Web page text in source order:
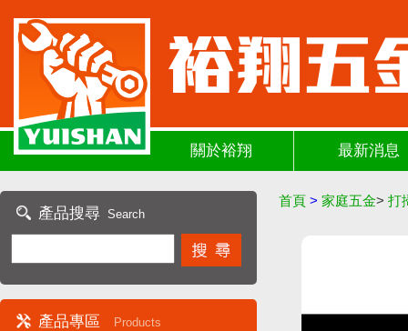
關於裕翔 最新消息
產品搜尋 Search
產品專區 Products
首頁 > 家庭五金> 打